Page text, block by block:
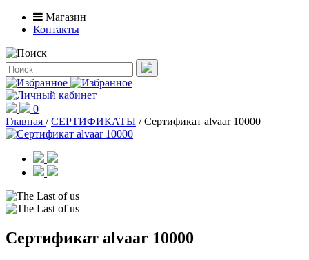
Магазин
Контакты
0
Главная /СЕРТИФИКАТЫ /Сертификат alvaar 10000
Сертификат alvaar 10000